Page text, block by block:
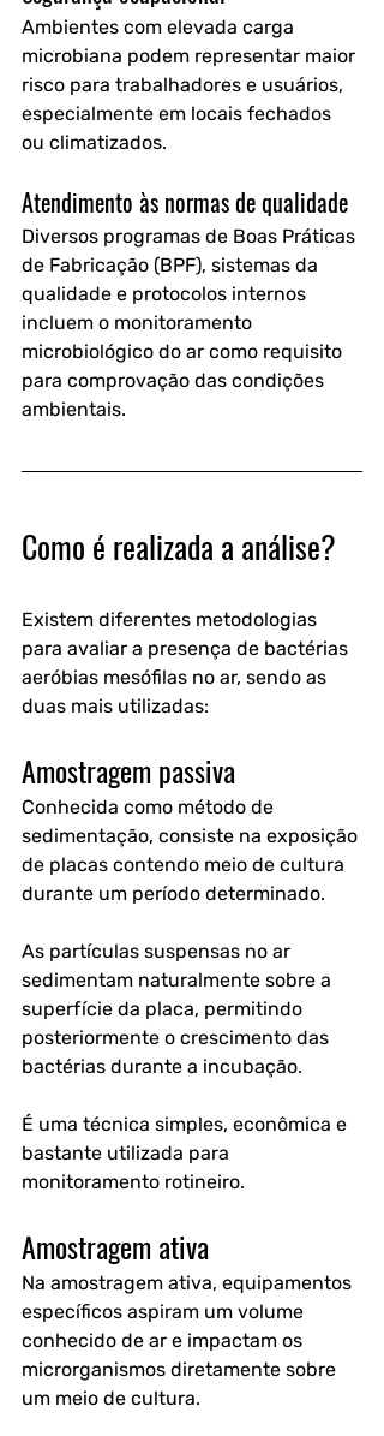
Ambientes com elevada carga
microbiana podem representar maior
risco para trabalhadores e usuários,
especialmente em locais fechados
ou climatizados.
Atendimento às normas de qualidade
Diversos programas de Boas Práticas
de Fabricação (BPF), sistemas da
qualidade e protocolos internos
incluem o monitoramento
microbiológico do ar como requisito
para comprovação das condições
ambientais.
Como é realizada a análise?
Existem diferentes metodologias
para avaliar a presença de bactérias
aeróbias mesófilas no ar, sendo as
duas mais utilizadas:
Amostragem passiva
Conhecida como método de
sedimentação, consiste na exposição
de placas contendo meio de cultura
durante um período determinado.
As partículas suspensas no ar
sedimentam naturalmente sobre a
superfície da placa, permitindo
posteriormente o crescimento das
bactérias durante a incubação.
É uma técnica simples, econômica e
bastante utilizada para
monitoramento rotineiro.
Amostragem ativa
Na amostragem ativa, equipamentos
específicos aspiram um volume
conhecido de ar e impactam os
microrganismos diretamente sobre
um meio de cultura.